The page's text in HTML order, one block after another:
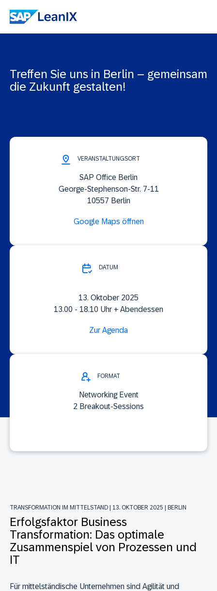
Treffen Sie uns in Berlin – gemeinsam
die Zukunft gestalten!
VERANSTALTUNGSORT
SAP Office Berlin
George-Stephenson-Str. 7-11
10557 Berlin
Google Maps öffnen
DATUM
13. Oktober 2025
13.00 - 18.10 Uhr + Abendessen
Zur Agenda
FORMAT
Networking Event
2 Breakout-Sessions
TRANSFORMATION IM MITTELSTAND | 13. OKTOBER 2025 | BERLIN
Erfolgsfaktor Business
Transformation: Das optimale
Zusammenspiel von Prozessen und
IT
Für mittelständische Unternehmen sind Agilität und